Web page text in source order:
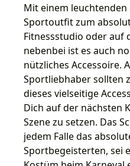
Mit einem
Sportoutfit zum
Fitnessstudio oder auf
nebenbei ist es auch
nützliches Accessoire.
Sportliebhaber sollten
dieses vielseitige
Dich auf der nächsten
Szene zu setzen. Das
jedem Falle das
Sportbegeisterten, sei